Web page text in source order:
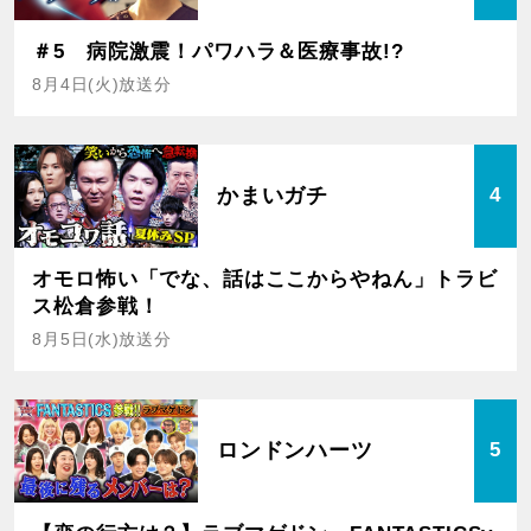
＃5 病院激震！パワハラ＆医療事故!?
8月4日(火)放送分
かまいガチ 4
オモロ怖い「でな、話はここからやねん」トラビ
ス松倉参戦！
8月5日(水)放送分
ロンドンハーツ 5